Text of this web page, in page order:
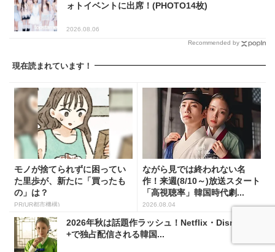
ォトイベントに出席！(PHOTO14枚)
2026.08.06
Recommended by
現在読まれています！
モノが捨てられずに困ってい
た里歩が、新たに「買ったも
の」は？
PR(UR都市機構)
ながら見では終われない名
作！来週(8/10～)放送スタート
「高視聴率」韓国時代劇...
2026.08.04
2026年秋は話題作ラッシュ！Netflix・Disney
+で独占配信される韓国...